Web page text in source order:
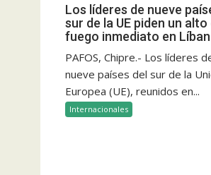
Los líderes de nueve
sur de la UE piden un alto
fuego inmediato en
PAFOS, Chipre.- Los líderes
nueve países del sur de la
Europea (UE), reunidos en...
Internacionales